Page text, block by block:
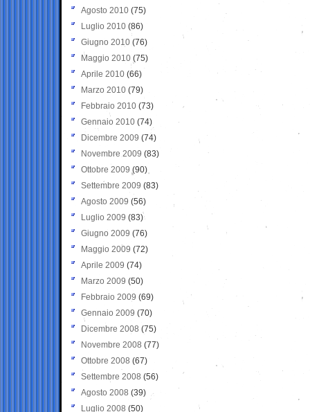
Agosto 2010 (75)
Luglio 2010 (86)
Giugno 2010 (76)
Maggio 2010 (75)
Aprile 2010 (66)
Marzo 2010 (79)
Febbraio 2010 (73)
Gennaio 2010 (74)
Dicembre 2009 (74)
Novembre 2009 (83)
Ottobre 2009 (90)
Settembre 2009 (83)
Agosto 2009 (56)
Luglio 2009 (83)
Giugno 2009 (76)
Maggio 2009 (72)
Aprile 2009 (74)
Marzo 2009 (50)
Febbraio 2009 (69)
Gennaio 2009 (70)
Dicembre 2008 (75)
Novembre 2008 (77)
Ottobre 2008 (67)
Settembre 2008 (56)
Agosto 2008 (39)
Luglio 2008 (50)